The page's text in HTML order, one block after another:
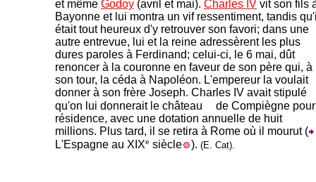
et même Godoy (avril et mai). Charles IV vit son fils
Bayonne et lui montra un vif ressentiment, tandis
était tout heureux d'y retrouver son favori; dans une
autre entrevue, lui et la reine adressèrent les plus
dures paroles à Ferdinand; celui-ci, le 6 mai, dût
renoncer à la couronne en faveur de son père qui, à
son tour, la céda à Napoléon. L'empereur la voulait
donner à son frère Joseph. Charles IV avait stipulé
qu'on lui donnerait le château
de Compiègne pour
résidence, avec une dotation annuelle de huit
millions. Plus tard, il se retira à Rome où il mourut (
L'Espagne au XIXe siècle ). (E. Cat).
.